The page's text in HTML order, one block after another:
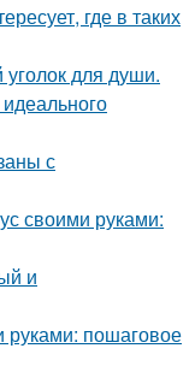
где в таких
для души.
с
своими руками:
и
руками: пошаговое